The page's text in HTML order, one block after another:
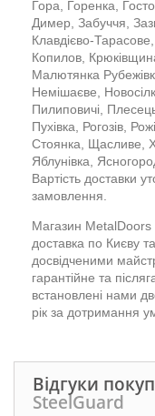
Гора, Горенка,
Димер, Забуччя,
Клавдієво-
Копилов,
Малютянка
Немішаєве,
Пилиповичі,
Пухівка, Рогозів,
Стоянка, Щасливе,
Яблунівка,
Вартість доставки
замовлення.
Магазин MetalDoors
доставка по Києву
досвідченими
гарантійне та
встановлені нами
рік за дотримання
Відгуки
SteelGuard